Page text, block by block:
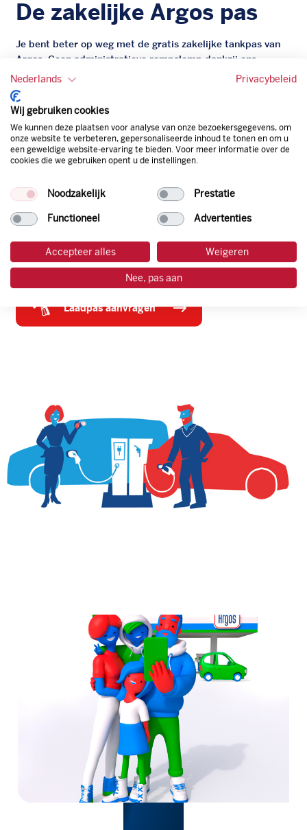
De zakelijke Argos pas
Je bent beter op weg met de gratis zakelijke tankpas van
Argos. Geen administratieve rompslomp dankzij ons
digitale facturatiesysteem dat automatisch alles bijhoudt.
Zo bespaar je dus tijd, geld en energie.
Onze tankpas is super flexibel, zo geniet je van het gemak
van een flexibele limiet, zit je niet vast aan een contract en
bepaal je zelf of er wel of geen andere producten dan
brandstof mee betaalt kunnen worden.
korting. Mocht de pompprijs toch lager zijn dan betaal je
natuurlijk de prijs aan de pomp. Zo ben je altijd verzekerd
van de laagste prijs.
tankpas aanvragen
laadpas aanvragen
Nederlands Privacybeleid
Wij gebruiken cookies
We kunnen deze plaatsen voor analyse van onze bezoekersgegevens, om
onze website te verbeteren, gepersonaliseerde inhoud te tonen en om u
een geweldige website-ervaring te bieden. Voor meer informatie over de
cookies die we gebruiken opent u de instellingen.
Noodzakelijk Prestatie
Functioneel Advertenties
Accepteer alles Weigeren
Nee, pas aan